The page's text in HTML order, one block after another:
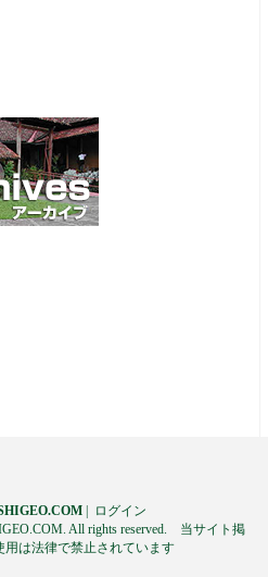
|
ログイン
All rights reserved. 当サイト掲
用は法律で禁止されています